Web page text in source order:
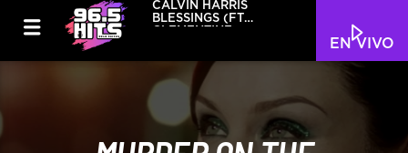
EN VIVO
CALVIN HARRIS
BLESSINGS (FT